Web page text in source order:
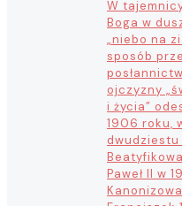
W
Boga w
„niebo na
sposób
ojczyzny
i życia”
1906 roku,
Paweł II w